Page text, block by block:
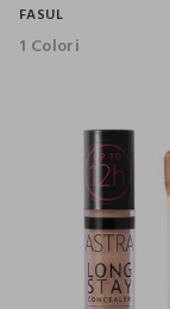
FASUL
1 Colori